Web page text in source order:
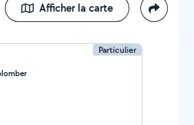
Afficher la carte
Particulier